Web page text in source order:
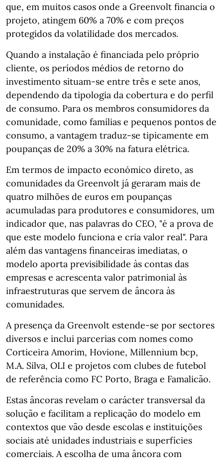
que, em muitos casos onde a Greenvolt financia o
projeto, atingem 60% a 70% e com preços
protegidos da volatilidade dos mercados.
Quando a instalação é financiada pelo próprio
cliente, os períodos médios de retorno do
investimento situam‑se entre três e sete anos,
dependendo da tipologia da cobertura e do perfil
de consumo. Para os membros consumidores da
comunidade, como famílias e pequenos pontos de
consumo, a vantagem traduz‑se tipicamente em
poupanças de 20% a 30% na fatura elétrica.
Em termos de impacto económico direto, as
comunidades da Greenvolt já geraram mais de
quatro milhões de euros em poupanças
acumuladas para produtores e consumidores, um
indicador que, nas palavras do CEO, "é a prova de
que este modelo funciona e cria valor real". Para
além das vantagens financeiras imediatas, o
modelo aporta previsibilidade às contas das
empresas e acrescenta valor patrimonial às
infraestruturas que servem de âncora às
comunidades.
A presença da Greenvolt estende‑se por sectores
diversos e inclui parcerias com nomes como
Corticeira Amorim, Hovione, Millennium bcp,
M.A. Silva, OLI e projetos com clubes de futebol
de referência como FC Porto, Braga e Famalicão.
Estas âncoras revelam o carácter transversal da
solução e facilitam a replicação do modelo em
contextos que vão desde escolas e instituições
sociais até unidades industriais e superfícies
comerciais. A escolha de uma âncora com